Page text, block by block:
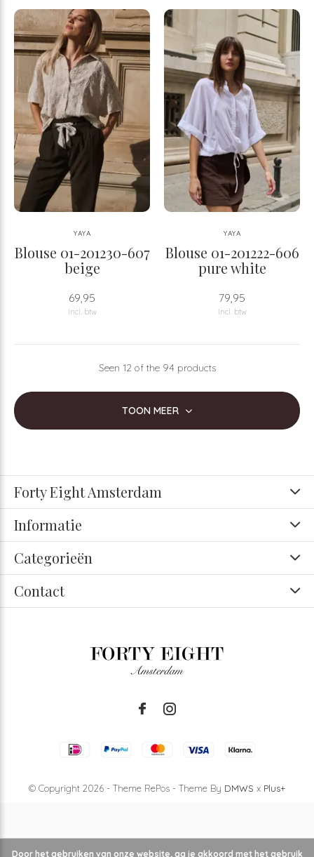
YAYA
Blouse 01-201230-607
beige
69,95
Incl. btw
YAYA
Blouse 01-201222-606
pure white
79,95
Incl. btw
Seen 12 of the 94 products
TOON MEER
Forty Eight Amsterdam
Informatie
Categorieën
Contact
© Copyright 2026 - Theme RePos - Theme By DMWS x Plus+
Door het gebruiken van onze website, ga je akkoord met het gebruik